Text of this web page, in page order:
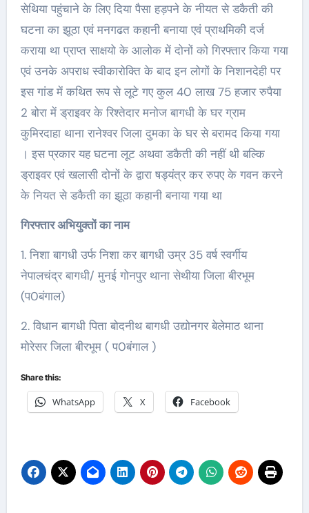
सेथिया पहुंचाने के लिए दिया पैसा हड़पने के नीयत से डकैती की
घटना का झूठा एवं मनगढत कहानी बनाया एवं प्राथमिकी दर्ज
कराया था प्राप्त साक्षयो के आलोक में दोनों को गिरफ्तार किया गया
एवं उनके अपराध स्वीकारोक्ति के बाद इन लोगों के निशानदेही पर
इस गांड में कथित रूप से लूटे गए कुल 40 लाख 75 हजार रुपैया
2 बोरा में ड्राइवर के रिश्तेदार मनोज बागधी के घर ग्राम
कुमिरदाहा थाना रानेश्वर जिला दुमका के घर से बरामद किया गया
। इस प्रकार यह घटना लूट अथवा डकैती की नहीं थी बल्कि
ड्राइवर एवं खलासी दोनों के द्वारा षड्यंत्र कर रुपए के गवन करने
के नियत से डकैती का झूठा कहानी बनाया गया था
गिरफ्तार अभियुक्तों का नाम
1. निशा बागधी उर्फ निशा कर बागधी उम्र 35 वर्ष स्वर्गीय
नेपालचंद्र बागधी/ मुनई गोनपुर थाना सेथीया जिला बीरभूम
(प0बंगाल)
2. विधान बागधी पिता बोदनीथ बागधी उद्योनगर बेलेमाठ थाना
मोरेसर जिला बीरभूम ( प0बंगाल )
Share this:
WhatsApp X Facebook